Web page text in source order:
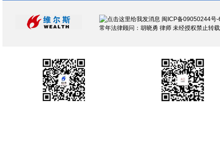
闽ICP备09050244号-
常年法律顾问：胡晓勇 律师 未经授权禁止转